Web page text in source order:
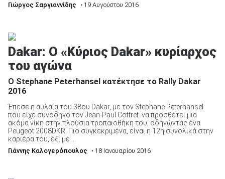
Γιώργος Σαργιαννίδης • 19 Αυγούστου 2016
Dakar: Ο «Κύριος Dakar» κυρίαρχος
του αγώνα
Ο Stephane Peterhansel κατέκτησε το Rally Dakar
2016
Έπεσε η αυλαία του 38ου Dakar, με τον Stephane Peterhansel
που είχε συνοδηγό τον Jean-Paul Cottret. να προσθέτει μια
ακόμα νίκη στην πλούσια τροπαιοθήκη του, οδηγώντας ένα
Peugeot 2008DKR. Πιο συγκεκριμένα, είναι η 12η συνολικά στην
καριέρα του, έξι με ...
Γιάννης Καλογερόπουλος • 18 Ιανουαρίου 2016